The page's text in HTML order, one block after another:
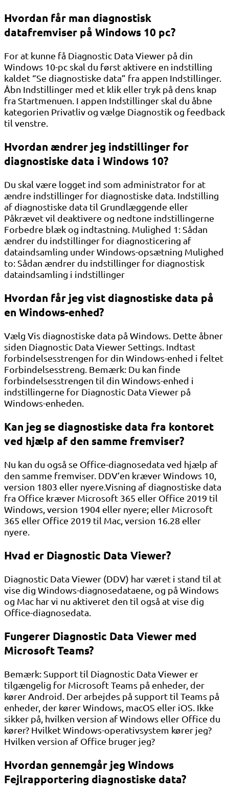
Hvordan får man diagnostisk
datafremviser på Windows 10 pc?
For at kunne få Diagnostic Data Viewer på din
Windows 10-pc skal du først aktivere en indstilling
kaldet “Se diagnostiske data” fra appen Indstillinger.
Åbn Indstillinger med et klik eller tryk på dens knap
fra Startmenuen. I appen Indstillinger skal du åbne
kategorien Privatliv og vælge Diagnostik og feedback
til venstre.
Hvordan ændrer jeg indstillinger for
diagnostiske data i Windows 10?
Du skal være logget ind som administrator for at
ændre indstillinger for diagnostiske data. Indstilling
af diagnostiske data til Grundlæggende eller
Påkrævet vil deaktivere og nedtone indstillingerne
Forbedre blæk og indtastning. Mulighed 1: Sådan
ændrer du indstillinger for diagnosticering af
dataindsamling under Windows-opsætning Mulighed
to: Sådan ændrer du indstillinger for diagnostisk
dataindsamling i indstillinger
Hvordan får jeg vist diagnostiske data på
en Windows-enhed?
Vælg Vis diagnostiske data på Windows. Dette åbner
siden Diagnostic Data Viewer Settings. Indtast
forbindelsesstrengen for din Windows-enhed i feltet
Forbindelsesstreng. Bemærk: Du kan finde
forbindelsesstrengen til din Windows-enhed i
indstillingerne for Diagnostic Data Viewer på
Windows-enheden.
Kan jeg se diagnostiske data fra kontoret
ved hjælp af den samme fremviser?
Nu kan du også se Office-diagnosedata ved hjælp af
den samme fremviser. DDV’en kræver Windows 10,
version 1803 eller nyere.Visning af diagnostiske data
fra Office kræver Microsoft 365 eller Office 2019 til
Windows, version 1904 eller nyere; eller Microsoft
365 eller Office 2019 til Mac, version 16.28 eller
nyere.
Hvad er Diagnostic Data Viewer?
Diagnostic Data Viewer (DDV) har været i stand til at
vise dig Windows-diagnosedataene, og på Windows
og Mac har vi nu aktiveret den til også at vise dig
Office-diagnosedata.
Fungerer Diagnostic Data Viewer med
Microsoft Teams?
Bemærk: Support til Diagnostic Data Viewer er
tilgængelig for Microsoft Teams på enheder, der
kører Android. Der arbejdes på support til Teams på
enheder, der kører Windows, macOS eller iOS. Ikke
sikker på, hvilken version af Windows eller Office du
kører? Hvilket Windows-operativsystem kører jeg?
Hvilken version af Office bruger jeg?
Hvordan gennemgår jeg Windows
Fejlrapportering diagnostiske data?